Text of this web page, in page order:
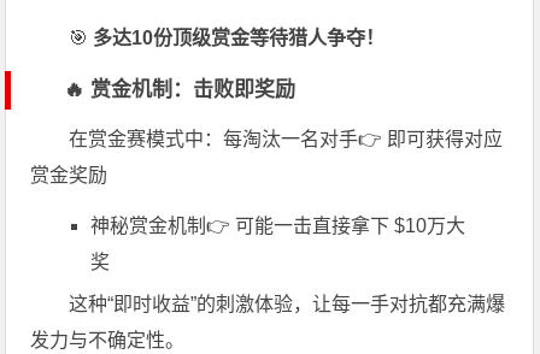
🎯 多达10份顶级赏金等待猎人争夺！
🔥 赏金机制：击败即奖励
在赏金赛模式中：每淘汰一名对手👉 即可获得对应
赏金奖励
神秘赏金机制👉 可能一击直接拿下 $10万大
奖
这种“即时收益”的刺激体验，让每一手对抗都充满爆
发力与不确定性。